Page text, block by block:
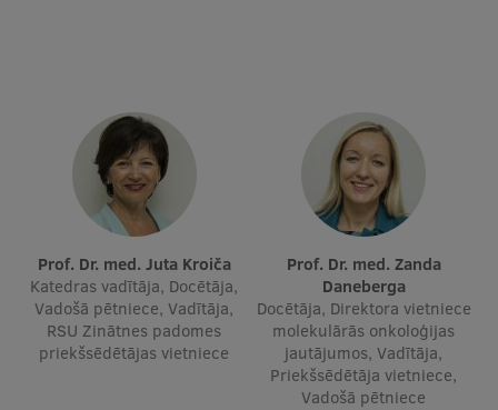
Ilgtspējīga attīstība
Studiju un vides pieejamība
Dati par 2025. gadu
Suvenīri un grāmatas
Mūžizglītība
Prof. Dr. med. Juta Kroiča
Katedras vadītāja, Docētāja,
Vadošā pētniece, Vadītāja,
RSU Zinātnes padomes
priekšsēdētājas vietniece
Prof. Dr. med. Zanda
Daneberga
Docētāja, Direktora vietniece
molekulārās onkoloģijas
jautājumos, Vadītāja,
Priekšsēdētāja vietniece,
Vadošā pētniece